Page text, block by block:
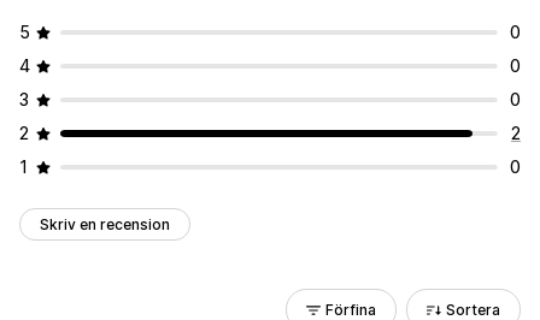
5
0
4
0
3
0
2
2
1
0
Skriv en recension
Förfina Sortera